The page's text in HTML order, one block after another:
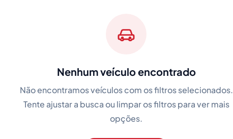
Nenhum veículo encontrado
Não encontramos veículos com os filtros selecionados.
Tente ajustar a busca ou limpar os filtros para ver mais
opções.